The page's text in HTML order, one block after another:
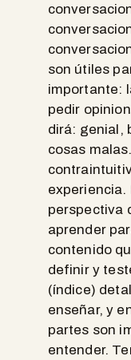
son útiles
importante:
pedir
dirá: genial,
cosas
experiencia.
perspectiva
aprender
contenido
definir y
(índice)
enseñar, y
partes son
entender.